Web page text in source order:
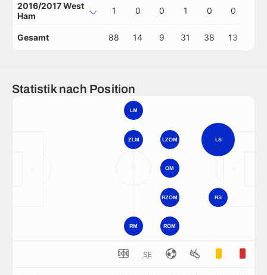
2016/2017 West
Ham
1 0 0 1 0 0
Gesamt 88 14 9 31 38 13
Statistik nach Position
LS
RS
RZOM
LZOM
ZLM
RM
OM
ROM
LM
SE